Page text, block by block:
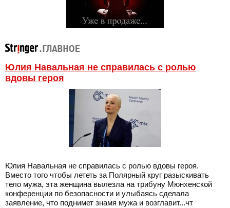
Юлия Навальная не справилась с ролью
вдовы героя
Юлия Навальная не справилась с ролью вдовы героя.
Вместо того чтобы лететь за Полярный круг разыскивать
тело мужа, эта женщина вылезла на трибуну Мюнхенской
конференции по безопасности и улыбаясь сделала
заявление, что поднимет знамя мужа и возглавит...чт